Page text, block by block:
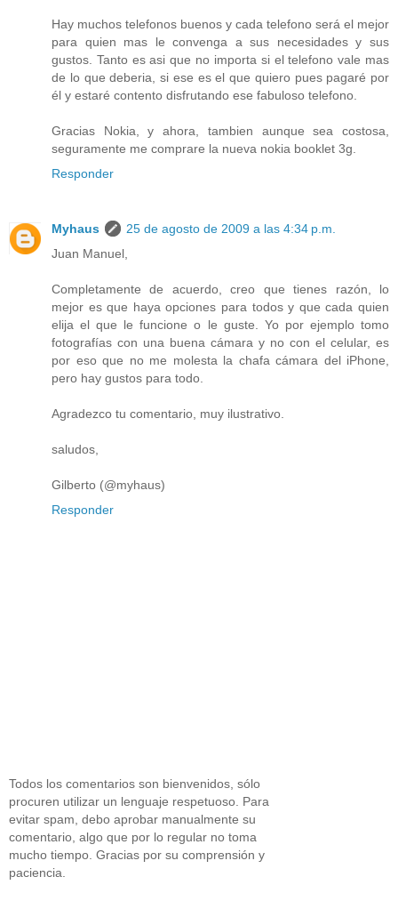
Hay muchos telefonos buenos y cada telefono será el mejor
para quien mas le convenga a sus necesidades y sus
gustos. Tanto es asi que no importa si el telefono vale mas
de lo que deberia, si ese es el que quiero pues pagaré por
él y estaré contento disfrutando ese fabuloso telefono.
Gracias Nokia, y ahora, tambien aunque sea costosa,
seguramente me comprare la nueva nokia booklet 3g.
Responder
Myhaus
25 de agosto de 2009 a las 4:34 p.m.
Juan Manuel,
Completamente de acuerdo, creo que tienes razón, lo
mejor es que haya opciones para todos y que cada quien
elija el que le funcione o le guste. Yo por ejemplo tomo
fotografías con una buena cámara y no con el celular, es
por eso que no me molesta la chafa cámara del iPhone,
pero hay gustos para todo.
Agradezco tu comentario, muy ilustrativo.
saludos,
Gilberto (@myhaus)
Responder
Todos los comentarios son bienvenidos, sólo
procuren utilizar un lenguaje respetuoso. Para
evitar spam, debo aprobar manualmente su
comentario, algo que por lo regular no toma
mucho tiempo. Gracias por su comprensión y
paciencia.